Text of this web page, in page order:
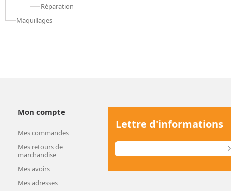
Réparation
Maquillages
Mon compte
Mes commandes
Mes retours de
marchandise
Mes avoirs
Mes adresses
Lettre d'informations